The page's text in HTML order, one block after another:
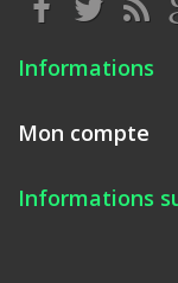
Informations
Mon compte
Informations